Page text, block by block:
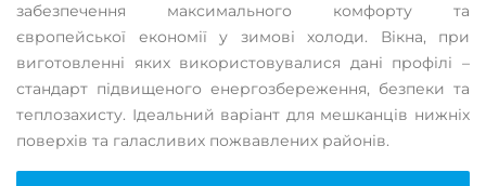
забезпечення максимального комфорту та
європейської економії у зимові холоди. Вікна, при
виготовленні яких використовувалися дані профілі –
стандарт підвищеного енергозбереження, безпеки та
теплозахисту. Ідеальний варіант для мешканців нижніх
поверхів та галасливих пожвавлених районів.